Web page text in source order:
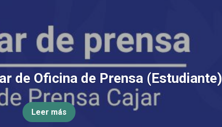
de Oficina de Prensa (Estudiante)
Leer más